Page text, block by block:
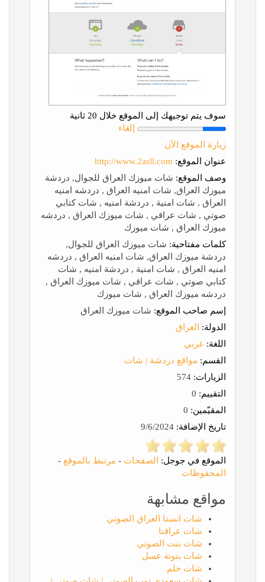
سوف يتم توجيهك إلى الموقع خلال 20 ثانية
إلغاء
زيارة الموقع الآن
عنوان الموقع: http://www.2asll.com
وصف الموقع: شات ميوزك العراق للجوال, دردشة
ميوزك العراق, شات امنيه العراق , دردشه امنيه
العراق , شات امنية , دردشة امنيه , شات كتابي
صوتي , شات عراقي , شات ميوزك العراق , دردشه
ميوزك العراق , شات ميوزك
كلمات مفتاحية: شات ميوزك العراق للجوال,
دردشة ميوزك العراق, شات امنيه العراق , دردشه
امنيه العراق , شات امنية , دردشة امنيه , شات
كتابي صوتي , شات عراقي , شات ميوزك العراق ,
دردشه ميوزك العراق , شات ميوزك
إسم صاحب الموقع: شات ميوزك العراق
الدولة:
العراق
اللغة: عربي
القسم: مواقع دردشة | شات
الزيارات:
التقييم:
المقيّمين:
تاريخ الإضافة:
الموقع في جوجل: الصفحات - مرتبط بالموقع -
المحفوظات
مواقع مشابهة
شات انستا العراق الصوتي
شات عراقنا
شات بنت الصوتي
شات بنوتة عسل
شات حلم